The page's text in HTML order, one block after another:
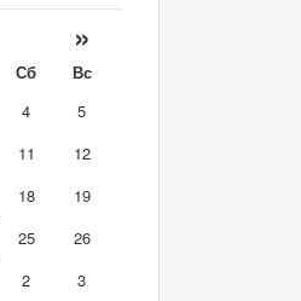
»
Сб
Вс
4
5
11
12
18
19
25
26
2
3